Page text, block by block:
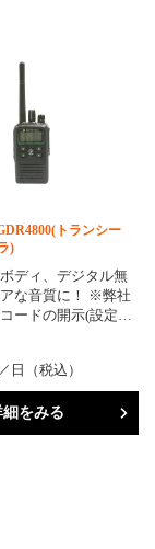
トランシー
)
ディ、デジタル無
な音質に！ ※弊社
ードの開示(設定…
日（税込）
細をみる